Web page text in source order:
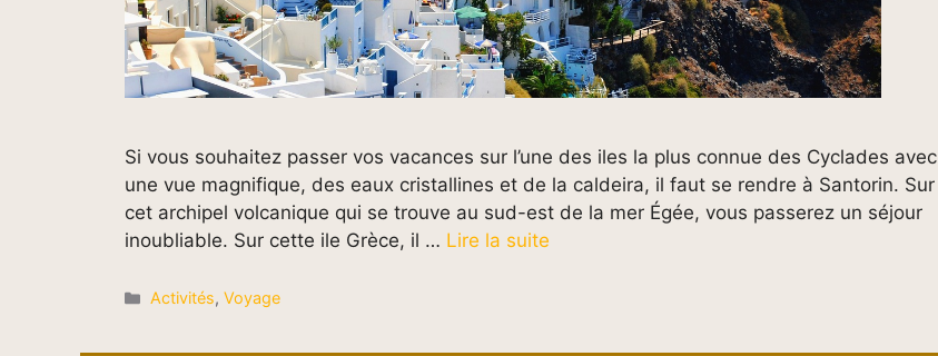
Si vous souhaitez passer vos vacances sur l’une des iles la plus connue des Cyclades avec
une vue magnifique, des eaux cristallines et de la caldeira, il faut se rendre à Santorin. Sur
cet archipel volcanique qui se trouve au sud-est de la mer Égée, vous passerez un séjour
inoubliable. Sur cette ile Grèce, il … Lire la suite
Catégories
Activités,Voyage